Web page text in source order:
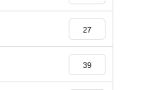
27
39